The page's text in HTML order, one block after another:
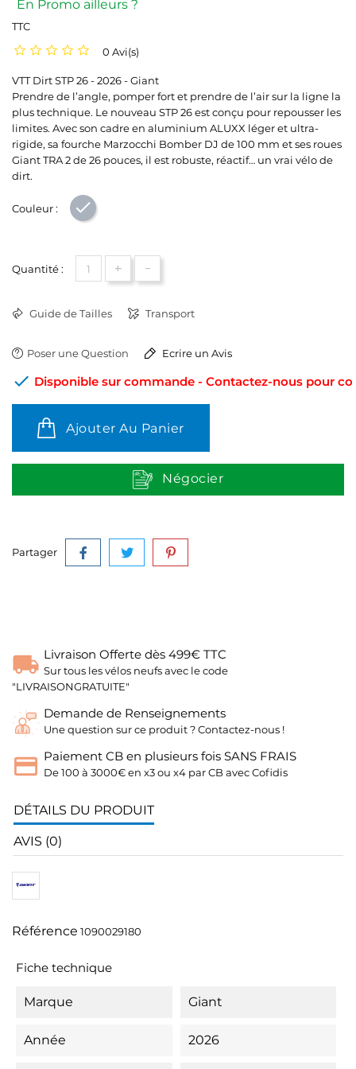
En Promo ailleurs ?
TTC
0 Avi(s)
VTT Dirt STP 26 - 2026 - Giant
Prendre de l’angle, pomper fort et prendre de l’air sur la ligne la
plus technique. Le nouveau STP 26 est conçu pour repousser les
limites. Avec son cadre en aluminium ALUXX léger et ultra-
rigide, sa fourche Marzocchi Bomber DJ de 100 mm et ses roues
Giant TRA 2 de 26 pouces, il est robuste, réactif… un vrai vélo de
dirt.
Couleur : Gris
Quantité : + -
Guide de Tailles Transport
Poser une Question Ecrire un Avis
 Disponible sur commande - Contactez-nous pour
Ajouter Au Panier
Négocier
Partager
Livraison Offerte dès 499€ TTC
Sur tous les vélos neufs avec le code
"LIVRAISONGRATUITE"
Demande de Renseignements
Une question sur ce produit ? Contactez-nous !
Paiement CB en plusieurs fois SANS FRAIS
De 100 à 3000€ en x3 ou x4 par CB avec Cofidis
DÉTAILS DU PRODUIT
AVIS (0)
Référence 1090029180
Fiche technique
Marque Giant
Année 2026